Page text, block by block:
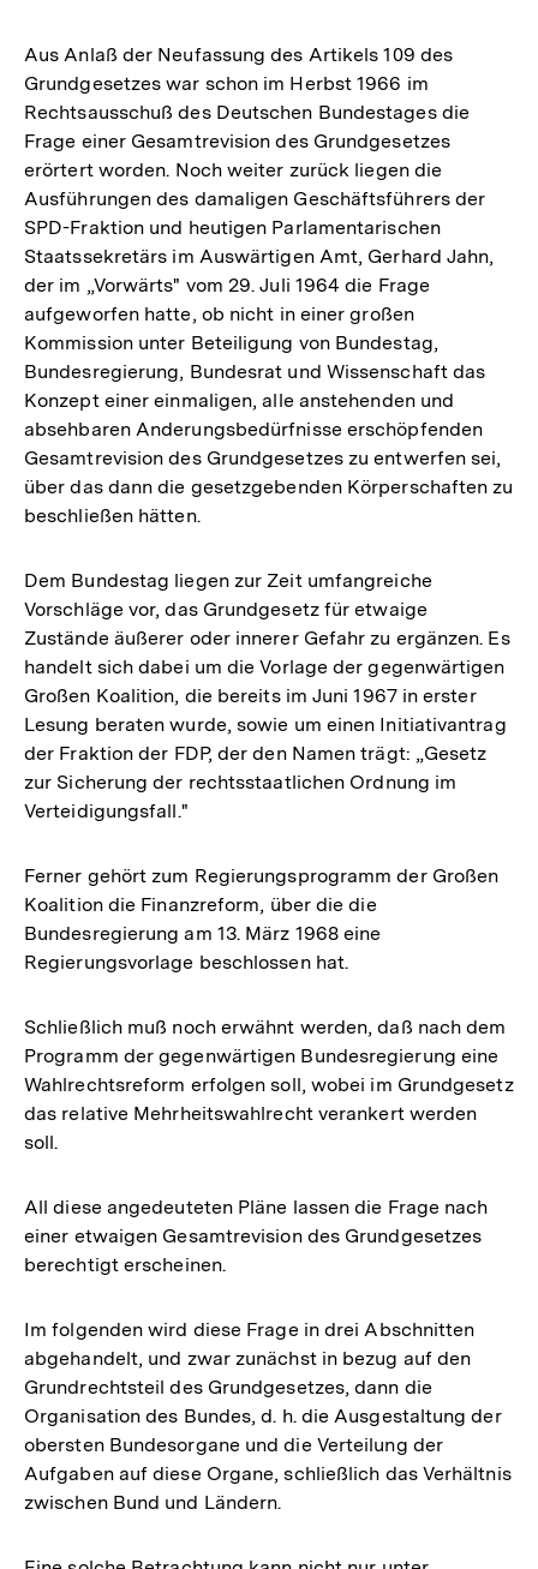
Aus Anlaß der Neufassung des Artikels 109 des
Grundgesetzes war schon im Herbst 1966 im
Rechtsausschuß des Deutschen Bundestages die
Frage einer Gesamtrevision des Grundgesetzes
erörtert worden. Noch weiter zurück liegen die
Ausführungen des damaligen Geschäftsführers der
SPD-Fraktion und heutigen Parlamentarischen
Staatssekretärs im Auswärtigen Amt, Gerhard Jahn,
der im „Vorwärts" vom 29. Juli 1964 die Frage
aufgeworfen hatte, ob nicht in einer großen
Kommission unter Beteiligung von Bundestag,
Bundesregierung, Bundesrat und Wissenschaft das
Konzept einer einmaligen, alle anstehenden und
absehbaren Anderungsbedürfnisse erschöpfenden
Gesamtrevision des Grundgesetzes zu entwerfen sei,
über das dann die gesetzgebenden Körperschaften zu
beschließen hätten.
Dem Bundestag liegen zur Zeit umfangreiche
Vorschläge vor, das Grundgesetz für etwaige
Zustände äußerer oder innerer Gefahr zu ergänzen. Es
handelt sich dabei um die Vorlage der gegenwärtigen
Großen Koalition, die bereits im Juni 1967 in erster
Lesung beraten wurde, sowie um einen Initiativantrag
der Fraktion der FDP, der den Namen trägt: „Gesetz
zur Sicherung der rechtsstaatlichen Ordnung im
Verteidigungsfall."
Ferner gehört zum Regierungsprogramm der Großen
Koalition die Finanzreform, über die die
Bundesregierung am 13. März 1968 eine
Regierungsvorlage beschlossen hat.
Schließlich muß noch erwähnt werden, daß nach dem
Programm der gegenwärtigen Bundesregierung eine
Wahlrechtsreform erfolgen soll, wobei im Grundgesetz
das relative Mehrheitswahlrecht verankert werden
soll.
All diese angedeuteten Pläne lassen die Frage nach
einer etwaigen Gesamtrevision des Grundgesetzes
berechtigt erscheinen.
Im folgenden wird diese Frage in drei Abschnitten
abgehandelt, und zwar zunächst in bezug auf den
Grundrechtsteil des Grundgesetzes, dann die
Organisation des Bundes, d. h. die Ausgestaltung der
obersten Bundesorgane und die Verteilung der
Aufgaben auf diese Organe, schließlich das Verhältnis
zwischen Bund und Ländern.